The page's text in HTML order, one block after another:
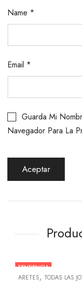
Name *
Email *
Guarda Mi
Navegador Para La
TENDENCIA
ARETES, TODAS LAS